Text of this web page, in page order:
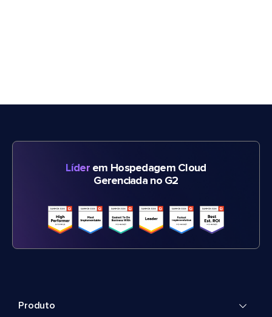
Líderem Hospedagem Cloud
Gerenciada no G2
Produto